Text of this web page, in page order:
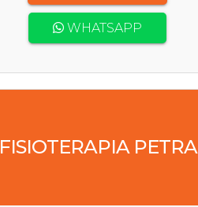
WHATSAPP
FISIOTERAPIA PETRA